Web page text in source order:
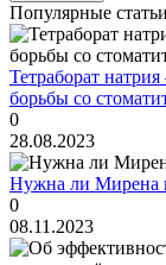
Популярные статьи
Тетраборат
борьбы со
0
28.08.2023
Нужна ли Мирена
0
08.11.2023